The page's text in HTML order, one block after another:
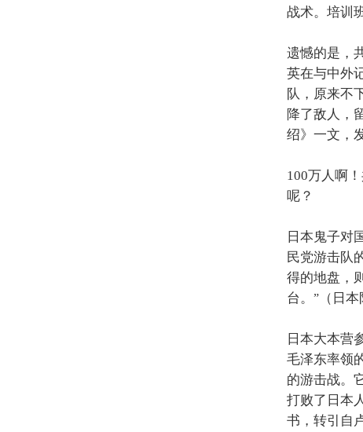
战术。培训
遗憾的是，
英在与中外
队，原来不
降了敌人，
绍》一文，
100万人啊
呢？
日本鬼子对
民党游击队
得的地盘，
台。 ”（日本
日本大本营
毛泽东率领
的游击战。
打败了日本人
书，转引自